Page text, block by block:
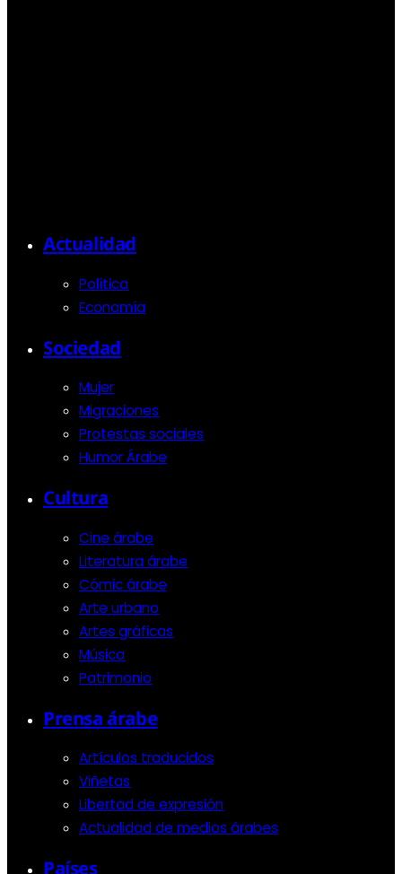
Actualidad
Política
Economía
Sociedad
Mujer
Migraciones
Protestas sociales
Humor Árabe
Cultura
Cine árabe
Literatura árabe
Cómic árabe
Arte urbano
Artes gráficas
Música
Patrimonio
Prensa árabe
Artículos traducidos
Viñetas
Libertad de expresión
Actualidad de medios árabes
Países